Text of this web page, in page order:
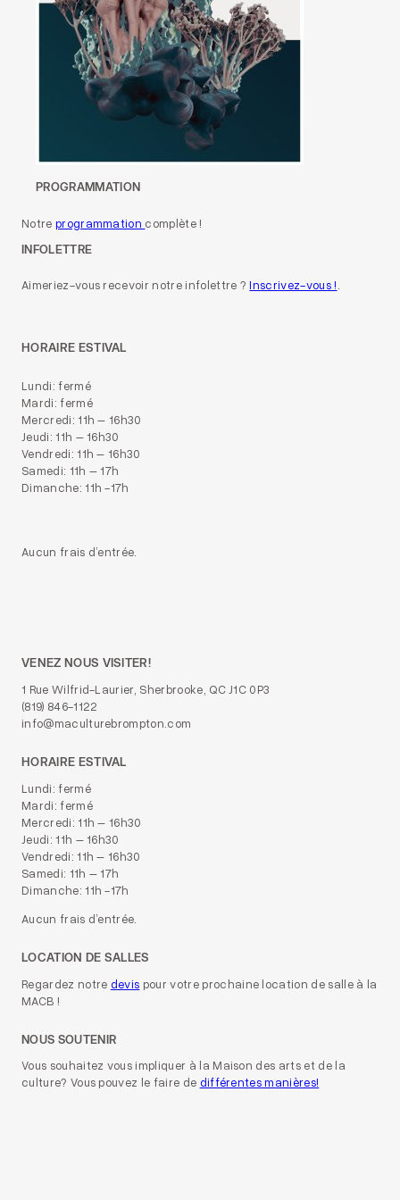
PROGRAMMATION
Notre programmation complète !
INFOLETTRE
Aimeriez-vous recevoir notre infolettre ?Inscrivez-vous !.
HORAIRE ESTIVAL
Lundi: fermé
Mardi: fermé
Mercredi: 11h – 16h30
Jeudi: 11h – 16h30
Vendredi: 11h – 16h30
Samedi: 11h – 17h
Dimanche: 11h -17h
Aucun frais d’entrée.
VENEZ NOUS VISITER!
1 Rue Wilfrid-Laurier, Sherbrooke, QC J1C 0P3
(819) 846-1122
info@maculturebrompton.com
HORAIRE ESTIVAL
Lundi: fermé
Mardi: fermé
Mercredi: 11h – 16h30
Jeudi: 11h – 16h30
Vendredi: 11h – 16h30
Samedi: 11h – 17h
Dimanche: 11h -17h
Aucun frais d’entrée.
LOCATION DE SALLES
Regardez notre devis pour votre prochaine location de salle à la
MACB !
NOUS SOUTENIR
Vous souhaitez vous impliquer à la Maison des arts et de la
culture? Vous pouvez le faire de différentes manières!